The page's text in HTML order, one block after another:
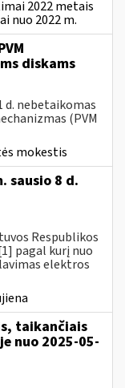
2022 metais
nuo 2022 m.
diskams
d. nebetaikomas
(PVM
mokestis
sausio 8 d.
Respublikos
pagal kurį nuo
elektros
taikančiais
nuo 2025-05-